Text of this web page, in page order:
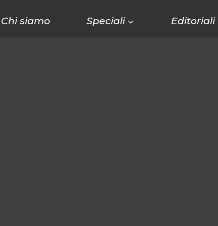
Chi siamo Speciali Editoriali